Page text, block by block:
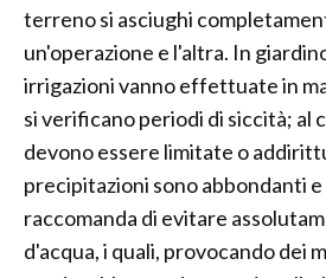
terreno si asciughi
un'operazione e l'altra. In
irrigazioni vanno effettuate in
si verificano periodi di siccità; al
devono essere limitate o
precipitazioni sono abbondanti
raccomanda di evitare
d'acqua, i quali, provocando dei